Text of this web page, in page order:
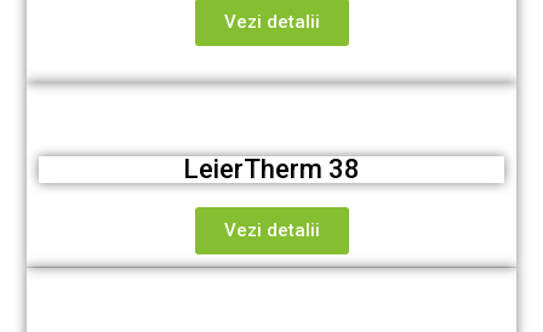
Vezi detalii
LeierTherm 38
Vezi detalii